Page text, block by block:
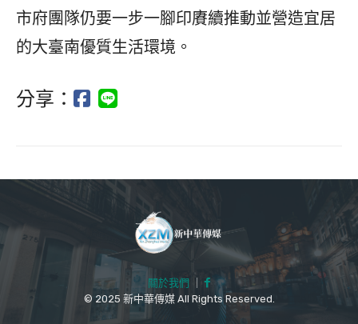
市府團隊仍要一步一腳印賡續推動並營造宜居
的大臺南優質生活環境。
分享：
關於我們 ｜
© 2025 新中華傳媒 All Rights Reserved.